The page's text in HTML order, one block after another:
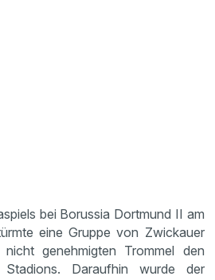
bei Borussia Dortmund II am
eine Gruppe von Zwickauer
genehmigten Trommel den
Stadions. Daraufhin wurde der